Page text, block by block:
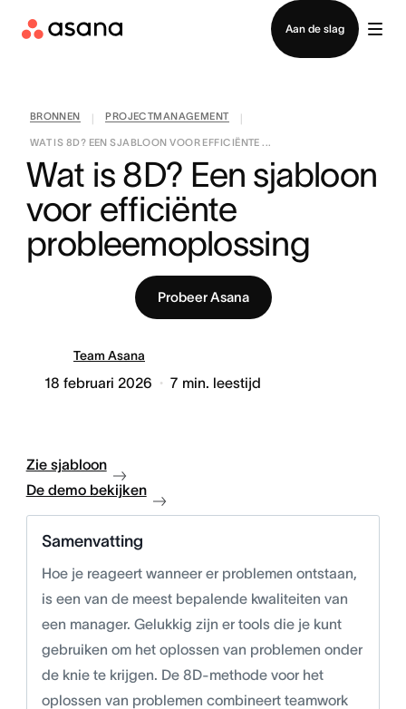
Aan de slag
Contact opnemen met verkoop
BRONNEN PROJECTMANAGEMENT
WAT IS 8D? EEN SJABLOON VOOR EFFICIËNTE ...
Wat is 8D? Een sjabloon
voor efficiënte
probleemoplossing
Probeer Asana
Team Asana
18 februari 2026 7 min. leestijd
Zie sjabloon
De demo bekijken
Samenvatting
Hoe je reageert wanneer er problemen ontstaan,
is een van de meest bepalende kwaliteiten van
een manager. Gelukkig zijn er tools die je kunt
gebruiken om het oplossen van problemen onder
de knie te krijgen. De 8D-methode voor het
oplossen van problemen combineert teamwork